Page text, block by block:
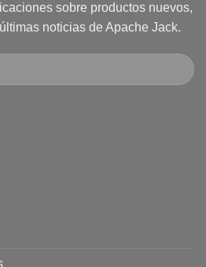
sobre productos nuevos,
noticias de Apache Jack.